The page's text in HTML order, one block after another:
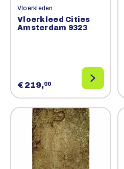
Vloerkleden
Vloerkleed Cities
Amsterdam 9323
€ 219,00